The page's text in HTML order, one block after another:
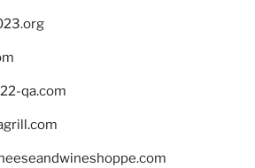
qa.com